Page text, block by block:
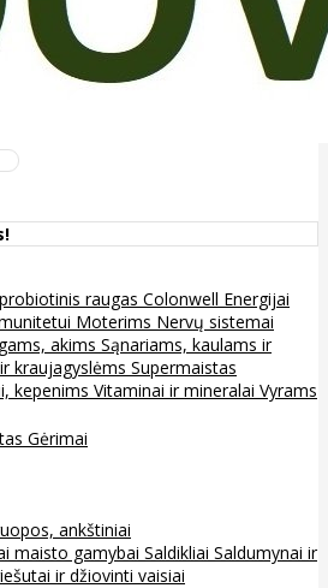
raugas Colonwell Energijai
Moterims Nervų sistemai
akims Sąnariams, kaulams ir
kraujagyslėms Supermaistas
kepenims Vitaminai ir mineralai Vyrams
Gėrimai
ankštiniai
maisto gamybai Saldikliai Saldumynai ir
ir džiovinti vaisiai